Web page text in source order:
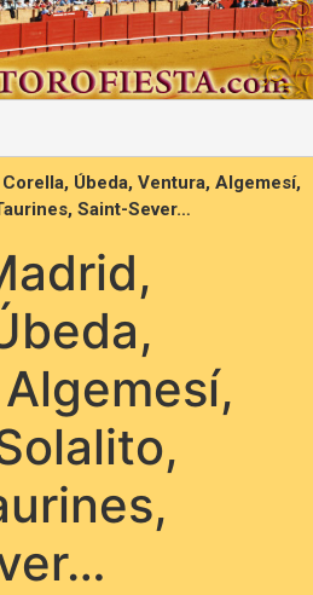
Úbeda, Ventura, Algemesí,
Saint-Sever…